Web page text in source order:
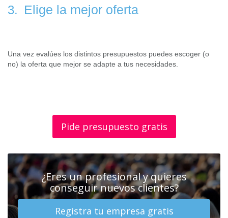
3. Elige la mejor oferta
Una vez evalúes los distintos presupuestos puedes escoger (o
no) la oferta que mejor se adapte a tus necesidades.
Pide presupuesto gratis
¿Eres un profesional y quieres
conseguir nuevos clientes?
Registra tu empresa gratis